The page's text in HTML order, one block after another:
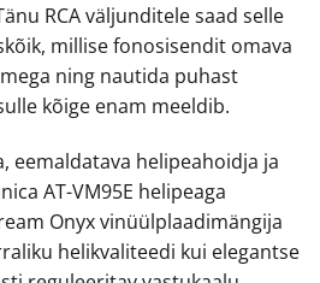
RCA väljunditele saad selle
millise fonosisendit omava
ning nautida puhast
kõige enam meeldib.
eemaldatava helipeahoidja ja
AT-VM95E helipeaga
Onyx vinüülplaadimängija
helikvaliteedi kui elegantse